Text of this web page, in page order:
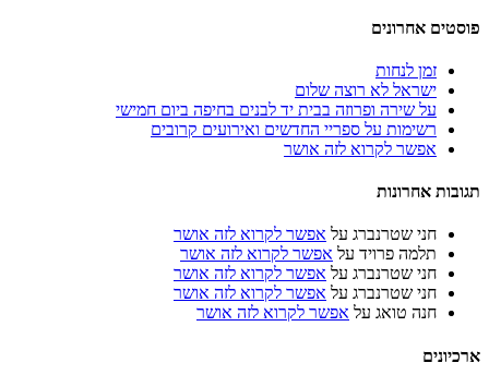
פוסטים אחרונים
זמן לנחות
ישראל לא רוצה שלום
על שירה ופרוזה בבית יד לבנים בחיפה ביום חמישי
רשימות על ספריי החדשים ואירועים קרובים
אפשר לקרוא לזה אושר
תגובות אחרונות
חני שטרנברג על אפשר לקרוא לזה אושר
תלמה פרויד על אפשר לקרוא לזה אושר
חני שטרנברג על אפשר לקרוא לזה אושר
חני שטרנברג על אפשר לקרוא לזה אושר
חנה טואג על אפשר לקרוא לזה אושר
ארכיונים